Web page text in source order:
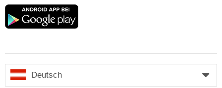
Google
Deutsch